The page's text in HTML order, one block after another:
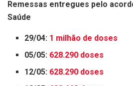
Remessas entregues pelo
Saúde
29/04: 1 milhão de doses
05/05: 628.290 doses
12/05: 628.290 doses